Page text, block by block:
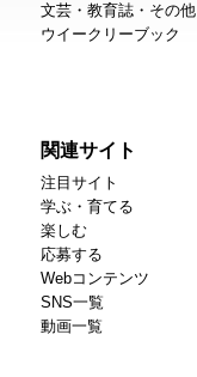
文芸・教育誌・その他
ウイークリーブック
関連サイト
注目サイト
学ぶ・育てる
楽しむ
応募する
Webコンテンツ
SNS一覧
動画一覧